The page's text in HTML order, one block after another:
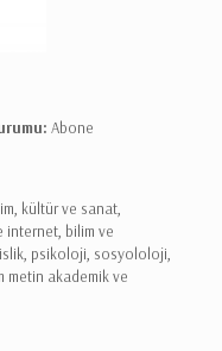
Abone
kültür ve sanat,
internet, bilim ve
psikoloji, sosyololoji,
metin akademik ve